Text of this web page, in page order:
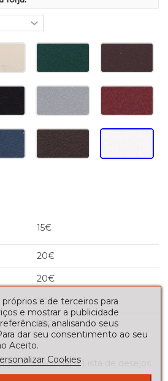
15€
20€
20€
30€
35€
Adicionar à Lista de desejos
e de terceiros para
e mostrar a publicidade
analisando seus
dar seu consentimento ao seu
Aceito.
Cookies